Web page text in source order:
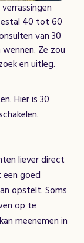
40 tot 60
van 30
Ze zou
en uitleg.
Hier is 30
liever direct
een goed
opstelt. Soms
op te
meenemen in